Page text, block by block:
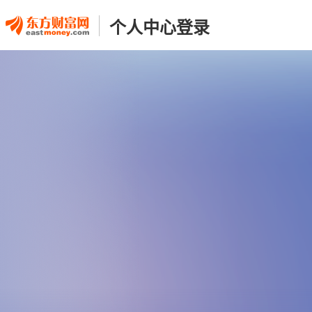
个人中心登录